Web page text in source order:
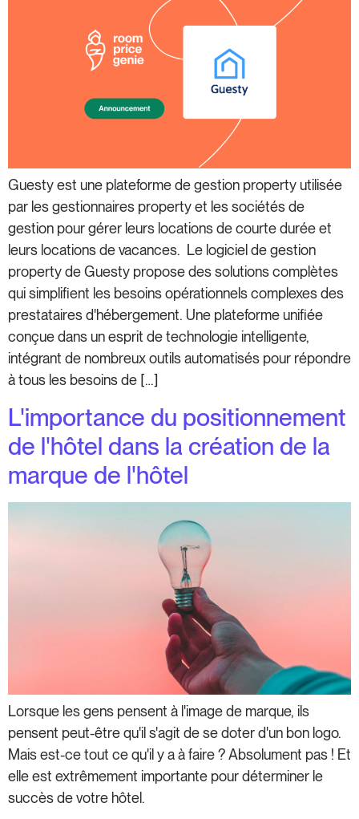
Guesty est une plateforme de gestion property utilisée
par les gestionnaires property et les sociétés de
gestion pour gérer leurs locations de courte durée et
leurs locations de vacances. Le logiciel de gestion
property de Guesty propose des solutions complètes
qui simplifient les besoins opérationnels complexes des
prestataires d'hébergement. Une plateforme unifiée
conçue dans un esprit de technologie intelligente,
intégrant de nombreux outils automatisés pour répondre
à tous les besoins de […]
L'importance du positionnement
de l'hôtel dans la création de la
marque de l'hôtel
Lorsque les gens pensent à l'image de marque, ils
pensent peut-être qu'il s'agit de se doter d'un bon logo.
Mais est-ce tout ce qu'il y a à faire ? Absolument pas ! Et
elle est extrêmement importante pour déterminer le
succès de votre hôtel.